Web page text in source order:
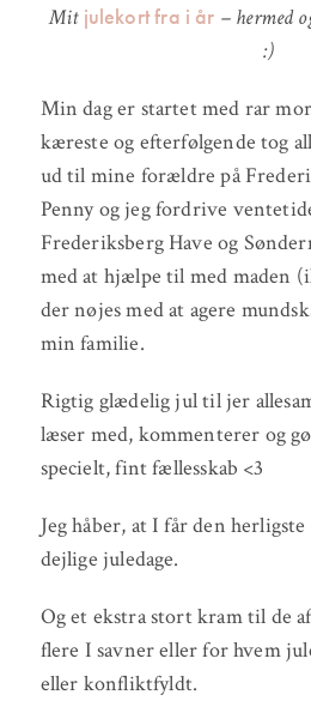
Mit julekort fra i år – hermed
:)
Min dag er startet med rar
kæreste og efterfølgende tog
ud til mine forældre på
Penny og jeg fordrive
Frederiksberg Have og
med at hjælpe til med maden
der nøjes med at agere
min familie.
Rigtig glædelig jul til jer
læser med, kommenterer og
specielt, fint fællesskab <3
Jeg håber, at I får den
dejlige juledage.
Og et ekstra stort kram til de
flere I savner eller for hvem
eller konfliktfyldt.